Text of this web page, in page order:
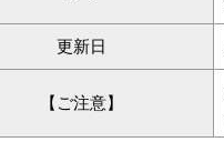
更新日
【ご注意】